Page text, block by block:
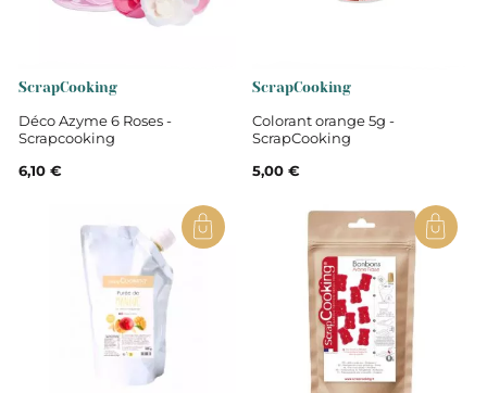
ScrapCooking
Déco Azyme 6 Roses -
Scrapcooking
6,10 €
ScrapCooking
Colorant orange 5g -
ScrapCooking
5,00 €